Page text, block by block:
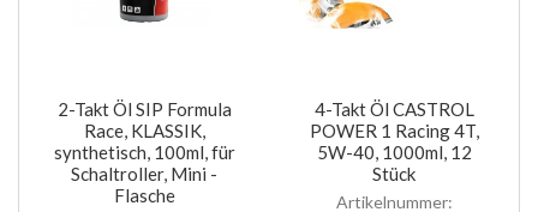
2-Takt Öl SIP Formula
Race, KLASSIK,
synthetisch, 100ml, für
Schaltroller, Mini -
Flasche
4-Takt Öl CASTROL
POWER 1 Racing 4T,
5W-40, 1000ml, 12
Stück
Artikelnummer: